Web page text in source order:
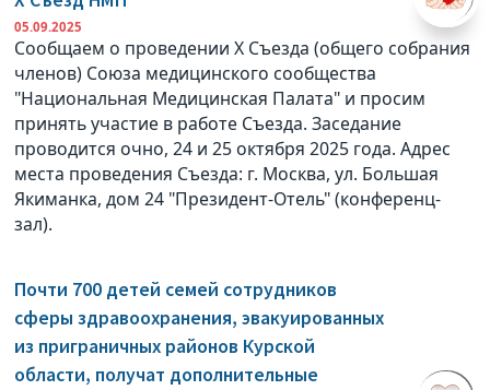
05.09.2025
Сообщаем о проведении X Съезда (общего собрания
членов) Союза медицинского сообщества
"Национальная Медицинская Палата" и просим
принять участие в работе Съезда. Заседание
проводится очно, 24 и 25 октября 2025 года. Адрес
места проведения Съезда: г. Москва, ул. Большая
Якиманка, дом 24 "Президент-Отель" (конференц-
зал).
Почти 700 детей семей сотрудников
сферы здравоохранения, эвакуированных
из приграничных районов Курской
области, получат дополнительные